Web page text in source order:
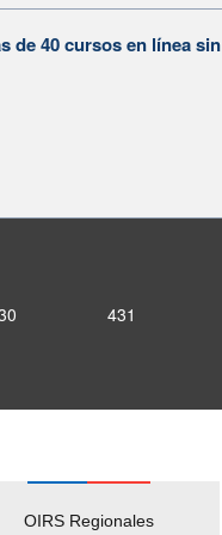
de 40 cursos en línea sin
431
OIRS Regionales